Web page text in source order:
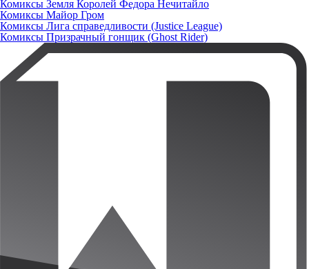
Комиксы Земля Королей Федора Нечитайло
Комиксы Майор Гром
Комиксы Лига справедливости (Justice League)
Комиксы Призрачный гонщик (Ghost Rider)